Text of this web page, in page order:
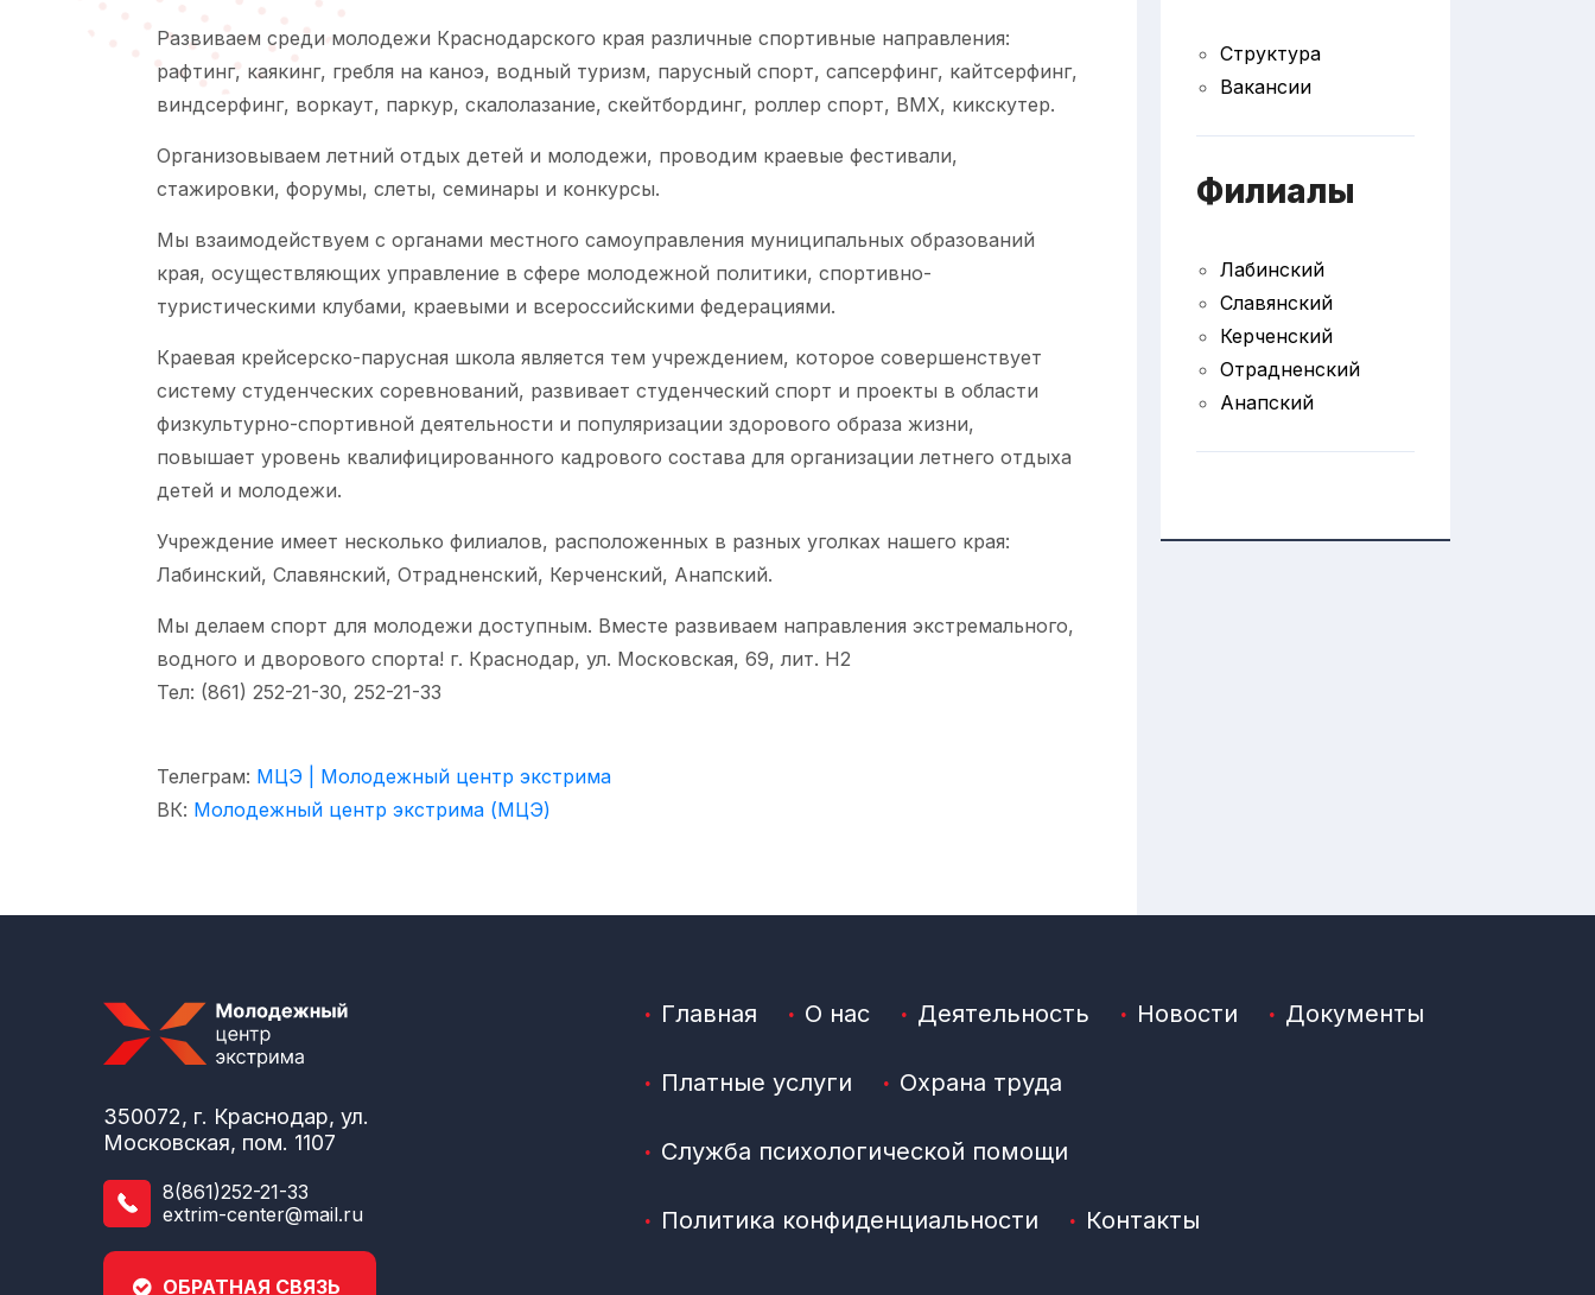
Развиваем среди молодежи Краснодарского края различные спортивные направления:
рафтинг, каякинг, гребля на каноэ, водный туризм, парусный спорт, сапсерфинг, кайтсерфинг,
виндсерфинг, воркаут, паркур, скалолазание, скейтбординг, роллер спорт, ВМХ, кикскутер.
Организовываем летний отдых детей и молодежи, проводим краевые фестивали,
стажировки, форумы, слеты, семинары и конкурсы.
Мы взаимодействуем с органами местного самоуправления муниципальных образований
края, осуществляющих управление в сфере молодежной политики, спортивно-
туристическими клубами, краевыми и всероссийскими федерациями.
Краевая крейсерско-парусная школа является тем учреждением, которое совершенствует
систему студенческих соревнований, развивает студенческий спорт и проекты в области
физкультурно-спортивной деятельности и популяризации здорового образа жизни,
повышает уровень квалифицированного кадрового состава для организации летнего отдыха
детей и молодежи.
Учреждение имеет несколько филиалов, расположенных в разных уголках нашего края:
Лабинский, Славянский, Отрадненский, Керченский, Анапский.
Мы делаем спорт для молодежи доступным. Вместе развиваем направления экстремального,
водного и дворового спорта! г. Краснодар, ул. Московская, 69, лит. Н2
Тел: (861) 252-21-30, 252-21-33
Телеграм: МЦЭ | Молодежный центр экстрима
ВК: Молодежный центр экстрима (МЦЭ)
Структура
Вакансии
Филиалы
Лабинский
Славянский
Керченский
Отрадненский
Анапский
350072, г. Краснодар, ул.
Московская, пом. 1107
8(861)252-21-33
extrim-center@mail.ru
ОБРАТНАЯ СВЯЗЬ
Главная О нас Деятельность Новости Документы
Платные услуги Охрана труда
Служба психологической помощи
Политика конфиденциальности Контакты